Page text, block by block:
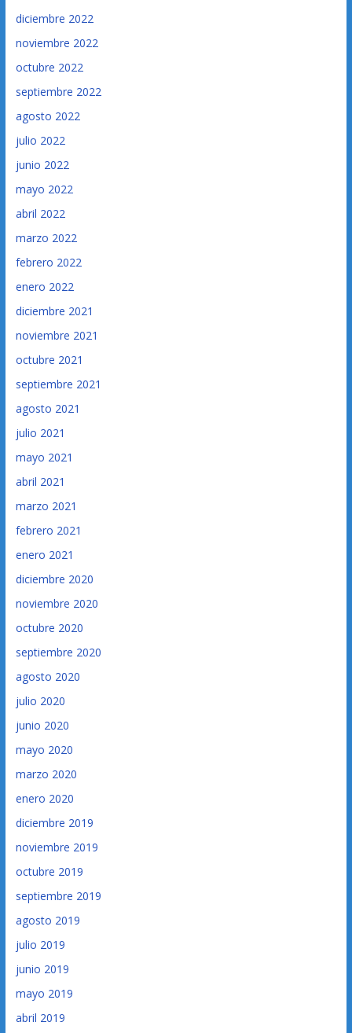
diciembre 2022
noviembre 2022
octubre 2022
septiembre 2022
agosto 2022
julio 2022
junio 2022
mayo 2022
abril 2022
marzo 2022
febrero 2022
enero 2022
diciembre 2021
noviembre 2021
octubre 2021
septiembre 2021
agosto 2021
julio 2021
mayo 2021
abril 2021
marzo 2021
febrero 2021
enero 2021
diciembre 2020
noviembre 2020
octubre 2020
septiembre 2020
agosto 2020
julio 2020
junio 2020
mayo 2020
marzo 2020
enero 2020
diciembre 2019
noviembre 2019
octubre 2019
septiembre 2019
agosto 2019
julio 2019
junio 2019
mayo 2019
abril 2019